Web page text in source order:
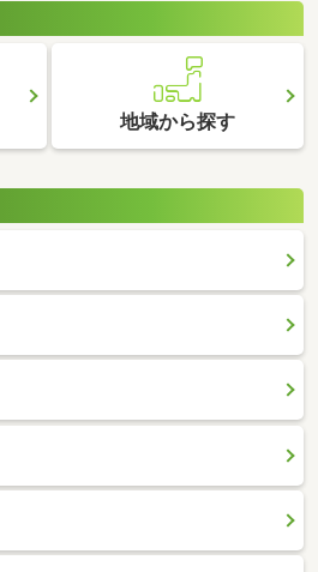
地域から探す